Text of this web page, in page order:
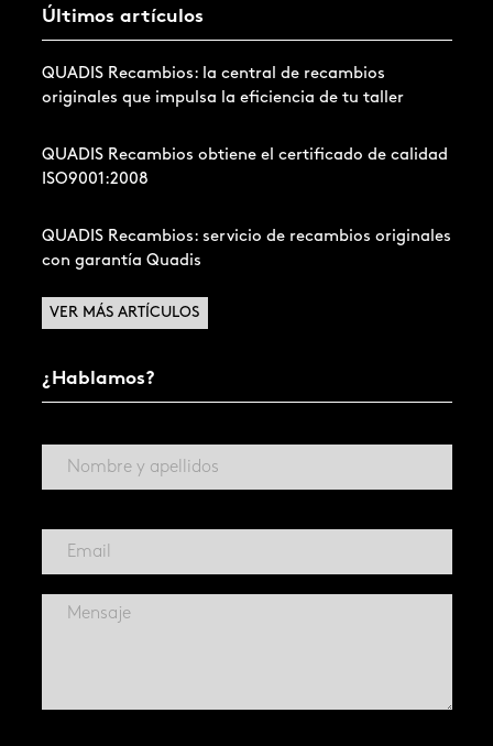
VER MÁS ARTÍCULOS
Últimos artículos
QUADIS Recambios: la central de recambios
originales que impulsa la eficiencia de tu taller
QUADIS Recambios obtiene el certificado de calidad
ISO9001:2008
QUADIS Recambios: servicio de recambios originales
con garantía Quadis
¿Hablamos?